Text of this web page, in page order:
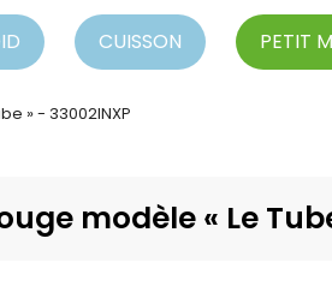
CUISSON PETIT
» - 33002INXP
modèle « Le